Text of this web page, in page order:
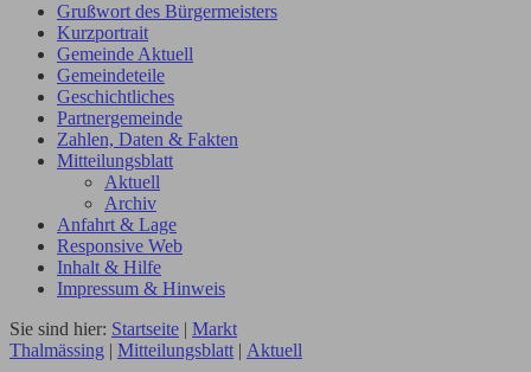
Grußwort des Bürgermeisters
Kurzportrait
Gemeinde Aktuell
Gemeindeteile
Geschichtliches
Partnergemeinde
Zahlen, Daten & Fakten
Mitteilungsblatt
Aktuell
Archiv
Anfahrt & Lage
Responsive Web
Inhalt & Hilfe
Impressum & Hinweis
Sie sind hier: Startseite | Markt
Thalmässing | Mitteilungsblatt | Aktuell